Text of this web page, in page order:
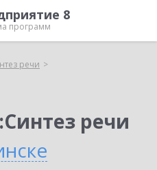
8
программ
речи
речи